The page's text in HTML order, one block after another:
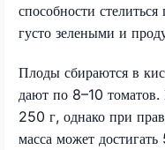
способности
густо зелеными и
Плоды сбираются в
дают по 8–10
250 г, однако при
масса может